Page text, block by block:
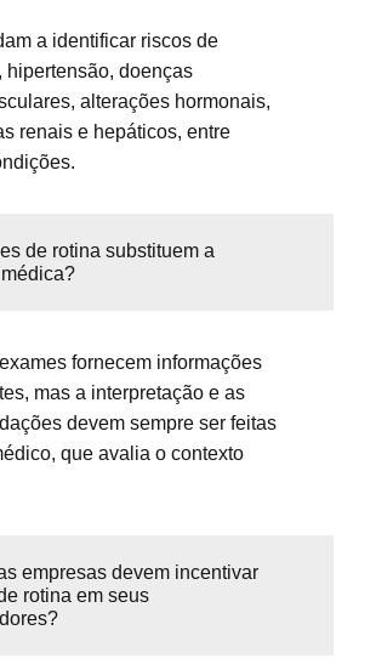
a identificar riscos de
hipertensão, doenças
alterações hormonais,
renais e hepáticos, entre
de rotina substituem a
fornecem informações
mas a interpretação e as
devem sempre ser feitas
que avalia o contexto
empresas devem incentivar
rotina em seus